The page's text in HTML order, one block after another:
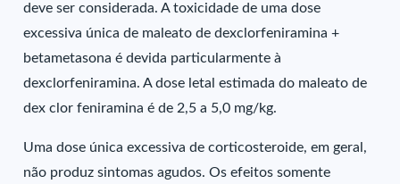
deve ser considerada. A toxicidade de uma dose
excessiva única de maleato de dexclorfeniramina +
betametasona é devida particularmente à
dexclorfeniramina. A dose letal estimada do maleato de
dex clor feniramina é de 2,5 a 5,0 mg/kg.
Uma dose única excessiva de corticosteroide, em geral,
não produz sintomas agudos. Os efeitos somente